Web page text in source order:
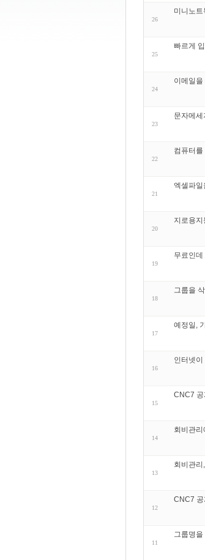
26
미니노
25
빠르게
24
이메일
23
문자메
22
컴퓨터
21
엑셀파일
20
지로용
19
무료인
18
그룹을
17
예정일,
16
인터넷
15
CNC7 공
14
회비관
13
회비관리
12
CNC7 공
11
그룹명